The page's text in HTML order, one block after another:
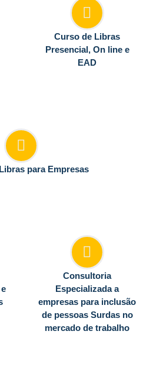
Curso de Libras
Presencial, On line e
EAD
para Empresas
Consultoria
Especializada a
empresas para inclusão
de pessoas Surdas no
mercado de trabalho